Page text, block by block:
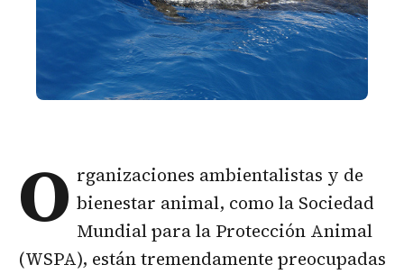
O rganizaciones ambientalistas y de
bienestar animal, como la Sociedad
Mundial para la Protección Animal
(WSPA), están tremendamente preocupadas